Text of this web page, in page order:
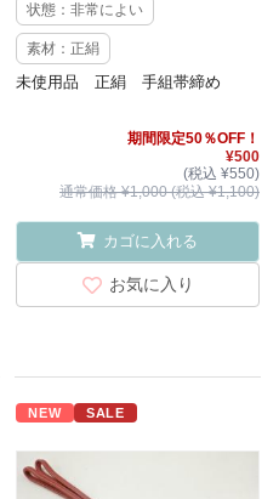
状態：非常によい
素材：正絹
未使用品 正絹 手組帯締め
期間限定50％OFF！
¥500
(税込 ¥550)
通常価格 ¥1,000 (税込 ¥1,100)
カゴに入れる
お気に入り
NEW SALE